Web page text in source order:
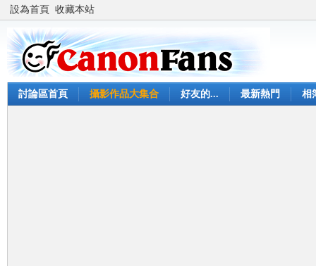
設為首頁 收藏本站
討論區首頁 攝影作品大集合 好友的... 最新熱門 相